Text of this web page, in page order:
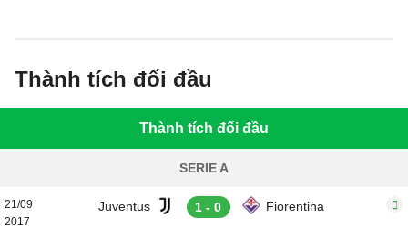
Thành tích đối đầu
Thành tích đối đầu
SERIE A
21/09
2017
Juventus 1 - 0 Fiorentina